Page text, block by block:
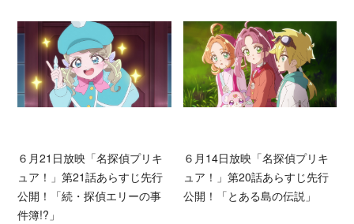
６月21日放映「名探偵プリキ
ュア！」第21話あらすじ先行
公開！「続・探偵エリーの事
件簿!?」
６月14日放映「名探偵プリキ
ュア！」第20話あらすじ先行
公開！「とある島の伝説」